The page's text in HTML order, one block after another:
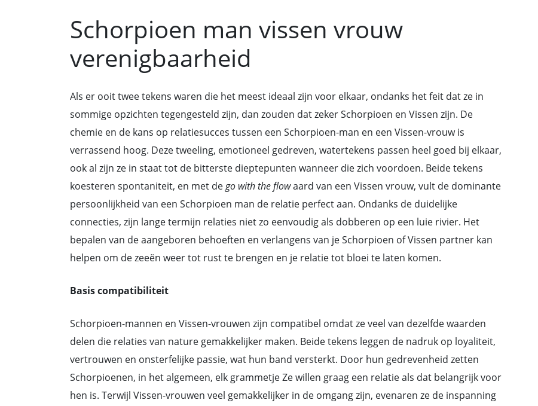
Schorpioen man vissen vrouw
verenigbaarheid
Als er ooit twee tekens waren die het meest ideaal zijn voor elkaar, ondanks het feit dat ze in
sommige opzichten tegengesteld zijn, dan zouden dat zeker Schorpioen en Vissen zijn. De
chemie en de kans op relatiesucces tussen een Schorpioen-man en een Vissen-vrouw is
verrassend hoog. Deze tweeling, emotioneel gedreven, watertekens passen heel goed bij elkaar,
ook al zijn ze in staat tot de bitterste dieptepunten wanneer die zich voordoen. Beide tekens
koesteren spontaniteit, en met dego with the flowaard van een Vissen vrouw, vult de dominante
persoonlijkheid van een Schorpioen man de relatie perfect aan. Ondanks de duidelijke
connecties, zijn lange termijn relaties niet zo eenvoudig als dobberen op een luie rivier. Het
bepalen van de aangeboren behoeften en verlangens van je Schorpioen of Vissen partner kan
helpen om de zeeën weer tot rust te brengen en je relatie tot bloei te laten komen.
Basis compatibiliteit
Schorpioen-mannen en Vissen-vrouwen zijn compatibel omdat ze veel van dezelfde waarden
delen die relaties van nature gemakkelijker maken. Beide tekens leggen de nadruk op loyaliteit,
vertrouwen en onsterfelijke passie, wat hun band versterkt. Door hun gedrevenheid zetten
Schorpioenen, in het algemeen, elk grammetje Ze willen graag een relatie als dat belangrijk voor
hen is. Terwijl Vissen-vrouwen veel gemakkelijker in de omgang zijn, evenaren ze de inspanning